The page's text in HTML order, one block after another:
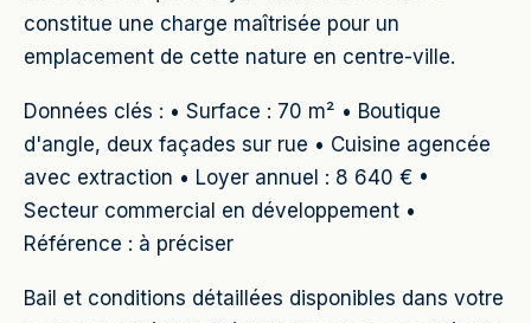
constitue une charge maîtrisée pour un
emplacement de cette nature en centre-ville.
Données clés : • Surface : 70 m² • Boutique
d'angle, deux façades sur rue • Cuisine agencée
avec extraction • Loyer annuel : 8 640 € •
Secteur commercial en développement •
Référence : à préciser
Bail et conditions détaillées disponibles dans votre